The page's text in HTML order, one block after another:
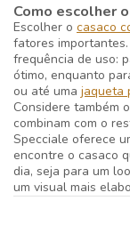
Como escolher
Escolher o casaco
fatores
frequência de uso:
ótimo, enquanto
ou até uma jaqueta
Considere também
combinam com o
Specciale oferece
encontre o casaco
dia, seja para um
um visual mais
Dicas de estilo